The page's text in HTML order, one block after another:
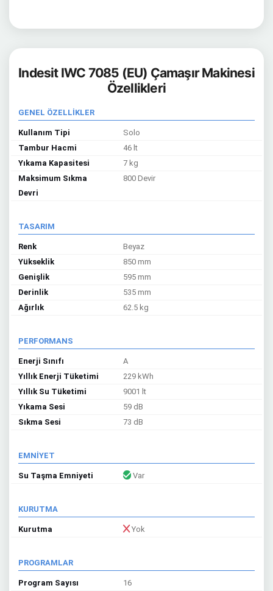
Indesit IWC 7085 (EU) Çamaşır Makinesi
Özellikleri
GENEL ÖZELLİKLER
Kullanım Tipi
Solo
Tambur Hacmi
46 lt
Yıkama Kapasitesi
7 kg
Maksimum Sıkma
Devri
800 Devir
TASARIM
Renk
Beyaz
Yükseklik
850 mm
Genişlik
595 mm
Derinlik
535 mm
Ağırlık
62.5 kg
PERFORMANS
Enerji Sınıfı
A
Yıllık Enerji Tüketimi
229 kWh
Yıllık Su Tüketimi
9001 lt
Yıkama Sesi
59 dB
Sıkma Sesi
73 dB
EMNİYET
Su Taşma Emniyeti Var
KURUTMA
Kurutma Yok
PROGRAMLAR
Program Sayısı
16